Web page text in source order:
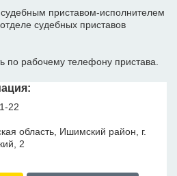
судебным приставом-исполнителем
судебных приставов
по рабочему телефону пристава.
22
область, Ишимский район, г.
2